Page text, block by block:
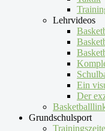
Lehrvideos
Ein
Der
Grundschulsport